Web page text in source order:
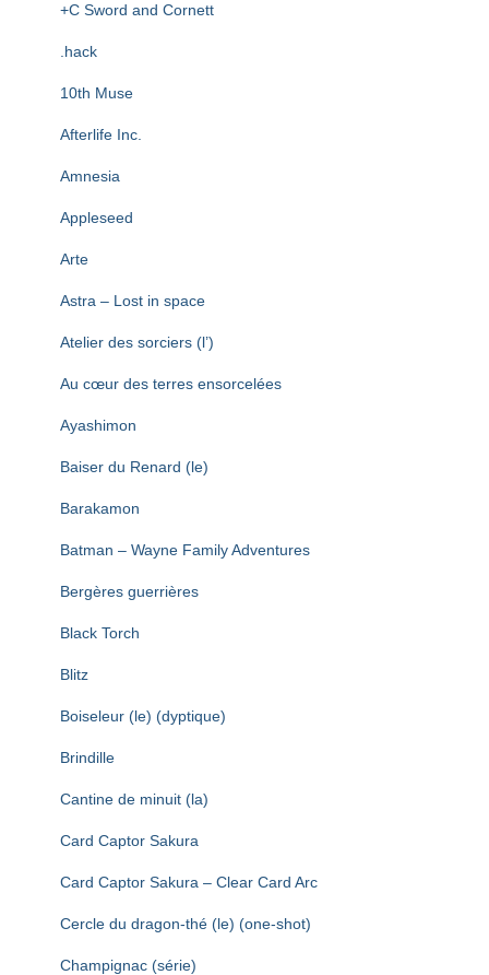
+C Sword and Cornett
.hack
10th Muse
Afterlife Inc.
Amnesia
Appleseed
Arte
Astra – Lost in space
Atelier des sorciers (l’)
Au cœur des terres ensorcelées
Ayashimon
Baiser du Renard (le)
Barakamon
Batman – Wayne Family Adventures
Bergères guerrières
Black Torch
Blitz
Boiseleur (le) (dyptique)
Brindille
Cantine de minuit (la)
Card Captor Sakura
Card Captor Sakura – Clear Card Arc
Cercle du dragon-thé (le) (one-shot)
Champignac (série)